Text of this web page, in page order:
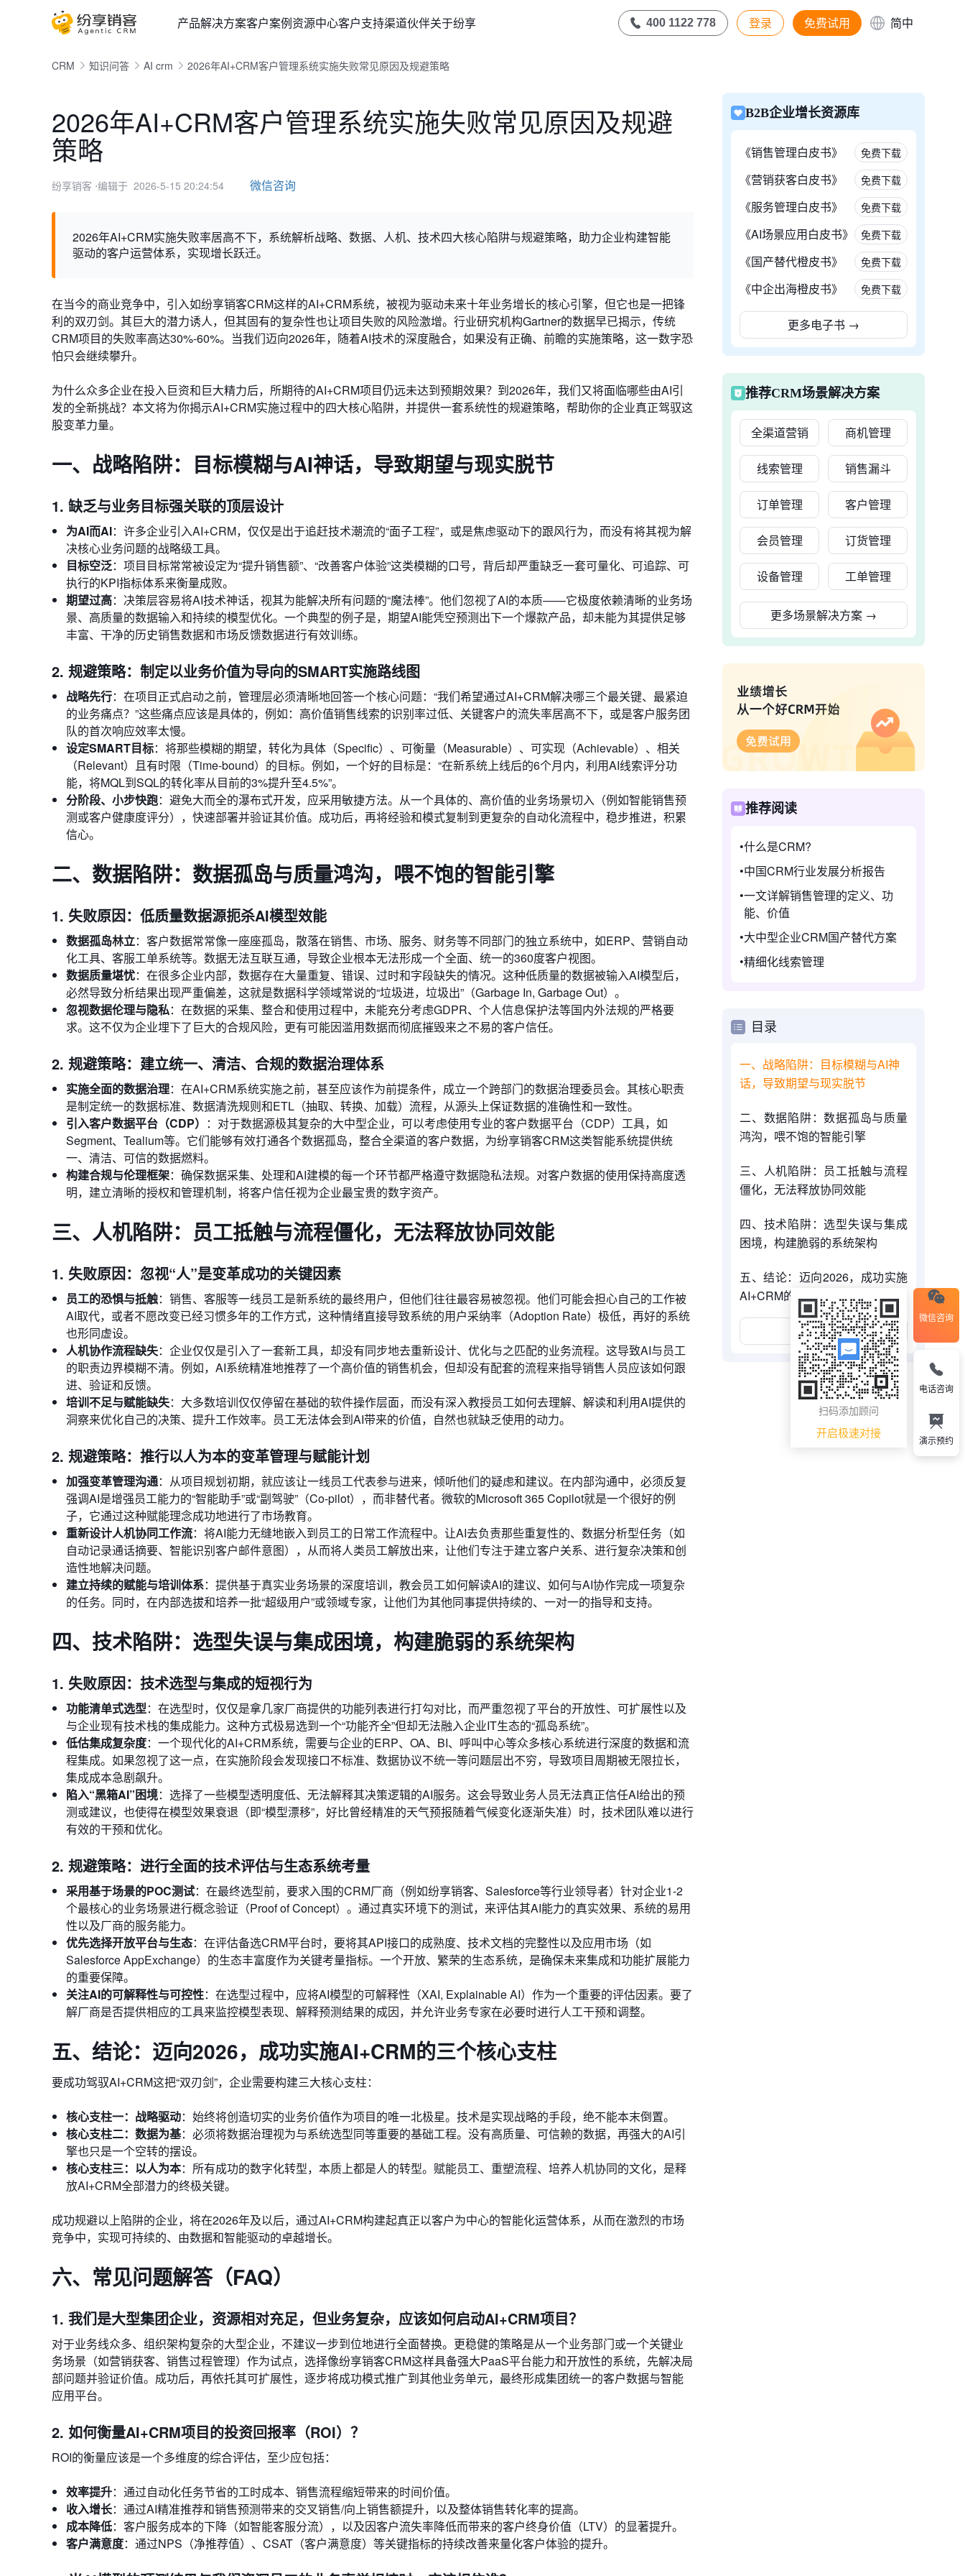
产品解决方案客户案例资源中心客户支持渠道伙伴关于纷享 400 1122 778 登录 免费试用 简中
CRM 知识问答 AI crm 2026年AI+CRM客户管理系统实施失败常见原因及规避策略
2026年AI+CRM客户管理系统实施失败常见原因及规避
策略
纷享销客 ⋅编辑于 2026-5-15 20:24:54 微信咨询
2026年AI+CRM实施失败率居高不下，系统解析战略、数据、人机、技术四大核心陷阱与规避策略，助力企业构建智能
驱动的客户运营体系，实现增长跃迁。
在当今的商业竞争中，引入如纷享销客CRM这样的AI+CRM系统，被视为驱动未来十年业务增长的核心引擎，但它也是一把锋
利的双刃剑。其巨大的潜力诱人，但其固有的复杂性也让项目失败的风险激增。行业研究机构Gartner的数据早已揭示，传统
CRM项目的失败率高达30%-60%。当我们迈向2026年，随着AI技术的深度融合，如果没有正确、前瞻的实施策略，这一数字恐
怕只会继续攀升。
为什么众多企业在投入巨资和巨大精力后，所期待的AI+CRM项目仍远未达到预期效果？到2026年，我们又将面临哪些由AI引
发的全新挑战？本文将为你揭示AI+CRM实施过程中的四大核心陷阱，并提供一套系统性的规避策略，帮助你的企业真正驾驭这
股变革力量。
一、战略陷阱：目标模糊与AI神话，导致期望与现实脱节
1. 缺乏与业务目标强关联的顶层设计
为AI而AI：许多企业引入AI+CRM，仅仅是出于追赶技术潮流的“面子工程”，或是焦虑驱动下的跟风行为，而没有将其视为解
决核心业务问题的战略级工具。
目标空泛：项目目标常常被设定为“提升销售额”、“改善客户体验”这类模糊的口号，背后却严重缺乏一套可量化、可追踪、可
执行的KPI指标体系来衡量成败。
期望过高：决策层容易将AI技术神话，视其为能解决所有问题的“魔法棒”。他们忽视了AI的本质——它极度依赖清晰的业务场
景、高质量的数据输入和持续的模型优化。一个典型的例子是，期望AI能凭空预测出下一个爆款产品，却未能为其提供足够
丰富、干净的历史销售数据和市场反馈数据进行有效训练。
2. 规避策略：制定以业务价值为导向的SMART实施路线图
战略先行：在项目正式启动之前，管理层必须清晰地回答一个核心问题：“我们希望通过AI+CRM解决哪三个最关键、最紧迫
的业务痛点？”这些痛点应该是具体的，例如：高价值销售线索的识别率过低、关键客户的流失率居高不下，或是客户服务团
队的首次响应效率太慢。
设定SMART目标：将那些模糊的期望，转化为具体（Specific）、可衡量（Measurable）、可实现（Achievable）、相关
（Relevant）且有时限（Time-bound）的目标。例如，一个好的目标是：“在新系统上线后的6个月内，利用AI线索评分功
能，将MQL到SQL的转化率从目前的3%提升至4.5%”。
分阶段、小步快跑：避免大而全的瀑布式开发，应采用敏捷方法。从一个具体的、高价值的业务场景切入（例如智能销售预
测或客户健康度评分），快速部署并验证其价值。成功后，再将经验和模式复制到更复杂的自动化流程中，稳步推进，积累
信心。
二、数据陷阱：数据孤岛与质量鸿沟，喂不饱的智能引擎
1. 失败原因：低质量数据源扼杀AI模型效能
数据孤岛林立：客户数据常常像一座座孤岛，散落在销售、市场、服务、财务等不同部门的独立系统中，如ERP、营销自动
化工具、客服工单系统等。数据无法互联互通，导致企业根本无法形成一个全面、统一的360度客户视图。
数据质量堪忧：在很多企业内部，数据存在大量重复、错误、过时和字段缺失的情况。这种低质量的数据被输入AI模型后，
必然导致分析结果出现严重偏差，这就是数据科学领域常说的“垃圾进，垃圾出”（Garbage In, Garbage Out）。
忽视数据伦理与隐私：在数据的采集、整合和使用过程中，未能充分考虑GDPR、个人信息保护法等国内外法规的严格要
求。这不仅为企业埋下了巨大的合规风险，更有可能因滥用数据而彻底摧毁来之不易的客户信任。
2. 规避策略：建立统一、清洁、合规的数据治理体系
实施全面的数据治理：在AI+CRM系统实施之前，甚至应该作为前提条件，成立一个跨部门的数据治理委员会。其核心职责
是制定统一的数据标准、数据清洗规则和ETL（抽取、转换、加载）流程，从源头上保证数据的准确性和一致性。
引入客户数据平台（CDP） ：对于数据源极其复杂的大中型企业，可以考虑使用专业的客户数据平台（CDP）工具，如
Segment、Tealium等。它们能够有效打通各个数据孤岛，整合全渠道的客户数据，为纷享销客CRM这类智能系统提供统
一、清洁、可信的数据燃料。
构建合规与伦理框架：确保数据采集、处理和AI建模的每一个环节都严格遵守数据隐私法规。对客户数据的使用保持高度透
明，建立清晰的授权和管理机制，将客户信任视为企业最宝贵的数字资产。
三、人机陷阱：员工抵触与流程僵化，无法释放协同效能
1. 失败原因：忽视“人”是变革成功的关键因素
员工的恐惧与抵触：销售、客服等一线员工是新系统的最终用户，但他们往往最容易被忽视。他们可能会担心自己的工作被
AI取代，或者不愿改变已经习惯多年的工作方式，这种情绪直接导致系统的用户采纳率（Adoption Rate）极低，再好的系统
也形同虚设。
人机协作流程缺失：企业仅仅是引入了一套新工具，却没有同步地去重新设计、优化与之匹配的业务流程。这导致AI与员工
的职责边界模糊不清。例如，AI系统精准地推荐了一个高价值的销售机会，但却没有配套的流程来指导销售人员应该如何跟
进、验证和反馈。
培训不足与赋能缺失：大多数培训仅仅停留在基础的软件操作层面，而没有深入教授员工如何去理解、解读和利用AI提供的
洞察来优化自己的决策、提升工作效率。员工无法体会到AI带来的价值，自然也就缺乏使用的动力。
2. 规避策略：推行以人为本的变革管理与赋能计划
加强变革管理沟通：从项目规划初期，就应该让一线员工代表参与进来，倾听他们的疑虑和建议。在内部沟通中，必须反复
强调AI是增强员工能力的“智能助手”或“副驾驶”（Co-pilot），而非替代者。微软的Microsoft 365 Copilot就是一个很好的例
子，它通过这种赋能理念成功地进行了市场教育。
重新设计人机协同工作流：将AI能力无缝地嵌入到员工的日常工作流程中。让AI去负责那些重复性的、数据分析型任务（如
自动记录通话摘要、智能识别客户邮件意图），从而将人类员工解放出来，让他们专注于建立客户关系、进行复杂决策和创
造性地解决问题。
建立持续的赋能与培训体系：提供基于真实业务场景的深度培训，教会员工如何解读AI的建议、如何与AI协作完成一项复杂
的任务。同时，在内部选拔和培养一批“超级用户”或领域专家，让他们为其他同事提供持续的、一对一的指导和支持。
四、技术陷阱：选型失误与集成困境，构建脆弱的系统架构
1. 失败原因：技术选型与集成的短视行为
功能清单式选型：在选型时，仅仅是拿几家厂商提供的功能列表进行打勾对比，而严重忽视了平台的开放性、可扩展性以及
与企业现有技术栈的集成能力。这种方式极易选到一个“功能齐全”但却无法融入企业IT生态的“孤岛系统”。
低估集成复杂度：一个现代化的AI+CRM系统，需要与企业的ERP、OA、BI、呼叫中心等众多核心系统进行深度的数据和流
程集成。如果忽视了这一点，在实施阶段会发现接口不标准、数据协议不统一等问题层出不穷，导致项目周期被无限拉长，
集成成本急剧飙升。
陷入“黑箱AI”困境：选择了一些模型透明度低、无法解释其决策逻辑的AI服务。这会导致业务人员无法真正信任AI给出的预
测或建议，也使得在模型效果衰退（即“模型漂移”，好比曾经精准的天气预报随着气候变化逐渐失准）时，技术团队难以进行
有效的干预和优化。
2. 规避策略：进行全面的技术评估与生态系统考量
采用基于场景的POC测试：在最终选型前，要求入围的CRM厂商（例如纷享销客、Salesforce等行业领导者）针对企业1-2
个最核心的业务场景进行概念验证（Proof of Concept）。通过真实环境下的测试，来评估其AI能力的真实效果、系统的易用
性以及厂商的服务能力。
优先选择开放平台与生态：在评估备选CRM平台时，要将其API接口的成熟度、技术文档的完整性以及应用市场（如
Salesforce AppExchange）的生态丰富度作为关键考量指标。一个开放、繁荣的生态系统，是确保未来集成和功能扩展能力
的重要保障。
关注AI的可解释性与可控性：在选型过程中，应将AI模型的可解释性（XAI, Explainable AI）作为一个重要的评估因素。要了
解厂商是否提供相应的工具来监控模型表现、解释预测结果的成因，并允许业务专家在必要时进行人工干预和调整。
五、结论：迈向2026，成功实施AI+CRM的三个核心支柱
要成功驾驭AI+CRM这把“双刃剑”，企业需要构建三大核心支柱：
核心支柱一：战略驱动：始终将创造切实的业务价值作为项目的唯一北极星。技术是实现战略的手段，绝不能本末倒置。
核心支柱二：数据为基：必须将数据治理视为与系统选型同等重要的基础工程。没有高质量、可信赖的数据，再强大的AI引
擎也只是一个空转的摆设。
核心支柱三：以人为本：所有成功的数字化转型，本质上都是人的转型。赋能员工、重塑流程、培养人机协同的文化，是释
放AI+CRM全部潜力的终极关键。
成功规避以上陷阱的企业，将在2026年及以后，通过AI+CRM构建起真正以客户为中心的智能化运营体系，从而在激烈的市场
竞争中，实现可持续的、由数据和智能驱动的卓越增长。
六、常见问题解答（FAQ）
1. 我们是大型集团企业，资源相对充足，但业务复杂，应该如何启动AI+CRM项目？
对于业务线众多、组织架构复杂的大型企业，不建议一步到位地进行全面替换。更稳健的策略是从一个业务部门或一个关键业
务场景（如营销获客、销售过程管理）作为试点，选择像纷享销客CRM这样具备强大PaaS平台能力和开放性的系统，先解决局
部问题并验证价值。成功后，再依托其可扩展性，逐步将成功模式推广到其他业务单元，最终形成集团统一的客户数据与智能
应用平台。
2. 如何衡量AI+CRM项目的投资回报率（ROI）？
ROI的衡量应该是一个多维度的综合评估，至少应包括：
效率提升：通过自动化任务节省的工时成本、销售流程缩短带来的时间价值。
收入增长：通过AI精准推荐和销售预测带来的交叉销售/向上销售额提升，以及整体销售转化率的提高。
成本降低：客户服务成本的下降（如智能客服分流），以及因客户流失率降低而带来的客户终身价值（LTV）的显著提升。
客户满意度：通过NPS（净推荐值）、CSAT（客户满意度）等关键指标的持续改善来量化客户体验的提升。
B2B企业增长资源库
《销售管理白皮书》 免费下载
《营销获客白皮书》 免费下载
《服务管理白皮书》 免费下载
《AI场景应用白皮书》 免费下载
《国产替代橙皮书》 免费下载
《中企出海橙皮书》 免费下载
更多电子书 →
推荐CRM场景解决方案
全渠道营销 商机管理
线索管理 销售漏斗
订单管理 客户管理
会员管理 订货管理
设备管理 工单管理
更多场景解决方案 →
推荐阅读
什么是CRM?
中国CRM行业发展分析报告
一文详解销售管理的定义、功
能、价值
大中型企业CRM国产替代方案
精细化线索管理
目录
一、战略陷阱：目标模糊与AI神
话，导致期望与现实脱节
二、数据陷阱：数据孤岛与质量
鸿沟，喂不饱的智能引擎
三、人机陷阱：员工抵触与流程
僵化，无法释放协同效能
四、技术陷阱：选型失误与集成
困境，构建脆弱的系统架构
五、结论：迈向2026，成功实施
AI+CRM的三个核心支柱
展开更多
微信咨询
扫码添加顾问
开启极速对接
电话咨询
演示预约